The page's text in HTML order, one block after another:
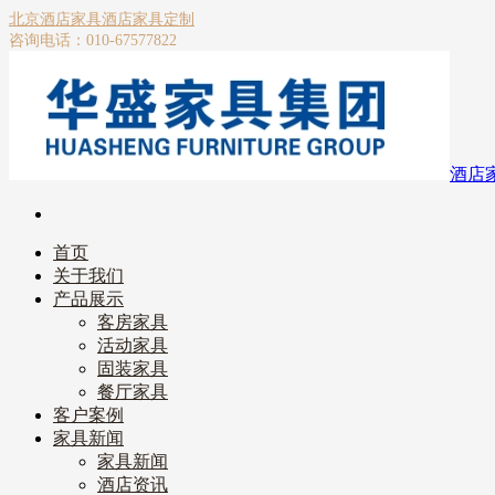
北京酒店家具酒店家具定制
咨询电话：010-67577822
酒店
首页
关于我们
产品展示
客房家具
活动家具
固装家具
餐厅家具
客户案例
家具新闻
家具新闻
酒店资讯